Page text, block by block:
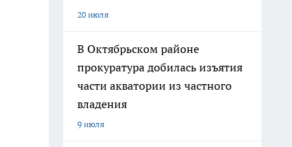
20 июля
В Октябрьском районе
прокуратура добилась изъятия
части акватории из частного
владения
9 июля